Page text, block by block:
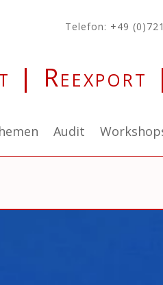
Telefon: +49
| Reexport
Audit